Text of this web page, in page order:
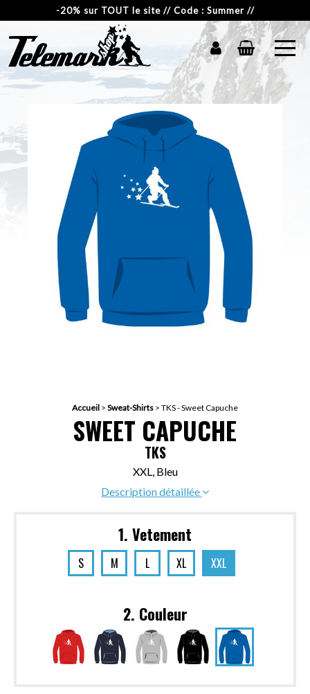
-20% sur TOUT le site // Code : Summer //
Accueil > Sweat-Shirts > TKS - Sweet Capuche
SWEET CAPUCHE
TKS
XXL, Bleu
Description détaillée
1. Vetement
S M L XL XXL
2. Couleur